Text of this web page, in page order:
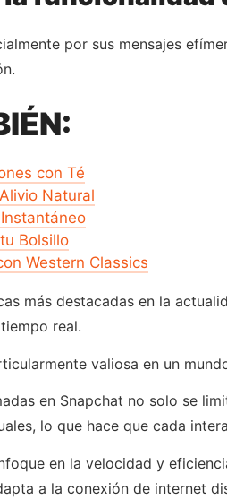
por sus mensajes
con Té
Natural
Bolsillo
Western Classics
más destacadas en la
real.
valiosa en un
en Snapchat no solo se
lo que hace que cada
en la velocidad y
a la conexión de internet